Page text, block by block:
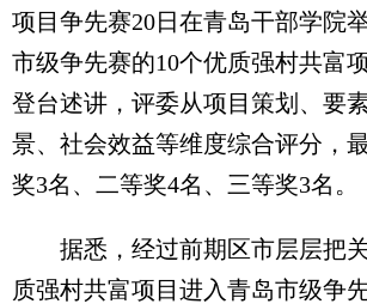
项目争先赛20日在青岛干部学院
市级争先赛的10个优质强村共富
登台述讲，评委从项目策划、要
景、社会效益等维度综合评分，
奖3名、二等奖4名、三等奖3名。
据悉，经过前期区市层层把关
质强村共富项目进入青岛市级争